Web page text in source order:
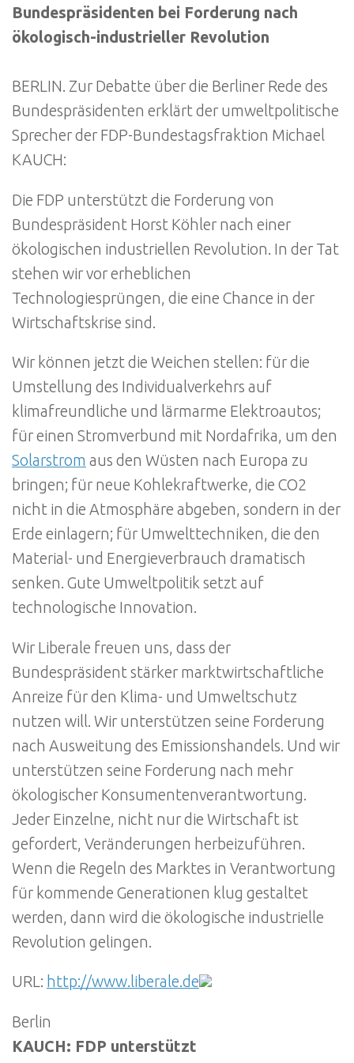
Bundespräsidenten bei Forderung nach
ökologisch-industrieller Revolution
BERLIN. Zur Debatte über die Berliner Rede des
Bundespräsidenten erklärt der umweltpolitische
Sprecher der FDP-Bundestagsfraktion Michael
KAUCH:
Die FDP unterstützt die Forderung von
Bundespräsident Horst Köhler nach einer
ökologischen industriellen Revolution. In der Tat
stehen wir vor erheblichen
Technologiesprüngen, die eine Chance in der
Wirtschaftskrise sind.
Wir können jetzt die Weichen stellen: für die
Umstellung des Individualverkehrs auf
klimafreundliche und lärmarme Elektroautos;
für einen Stromverbund mit Nordafrika, um den
Solarstrom aus den Wüsten nach Europa zu
bringen; für neue Kohlekraftwerke, die CO2
nicht in die Atmosphäre abgeben, sondern in der
Erde einlagern; für Umwelttechniken, die den
Material- und Energieverbrauch dramatisch
senken. Gute Umweltpolitik setzt auf
technologische Innovation.
Wir Liberale freuen uns, dass der
Bundespräsident stärker marktwirtschaftliche
Anreize für den Klima- und Umweltschutz
nutzen will. Wir unterstützen seine Forderung
nach Ausweitung des Emissionshandels. Und wir
unterstützen seine Forderung nach mehr
ökologischer Konsumentenverantwortung.
Jeder Einzelne, nicht nur die Wirtschaft ist
gefordert, Veränderungen herbeizuführen.
Wenn die Regeln des Marktes in Verantwortung
für kommende Generationen klug gestaltet
werden, dann wird die ökologische industrielle
Revolution gelingen.
URL: http://www.liberale.de
Berlin
KAUCH: FDP unterstützt